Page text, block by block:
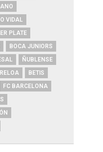
VIDAL
PLATE
BOCA JUNIORS
ÑUBLENSE
BETIS
FC BARCELONA